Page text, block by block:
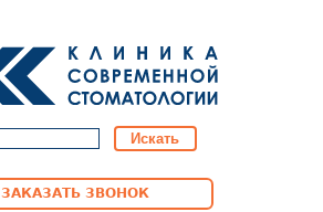
ЗАКАЗАТЬ ЗВОНОК